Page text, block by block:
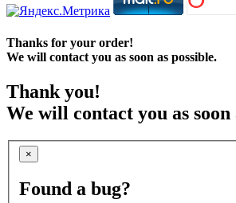
Thanks for your order!
We will contact you as soon as possible.
Thank you!
We will contact you as soon
×
Found a bug?